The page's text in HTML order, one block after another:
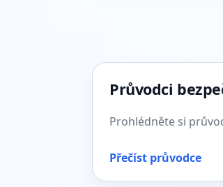
Průvodci
Prohlédněte si
Přečíst průvodce